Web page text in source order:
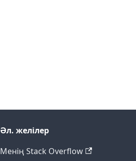
Әл. желілер
Менің Stack Overflow